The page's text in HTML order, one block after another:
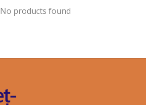
No products found